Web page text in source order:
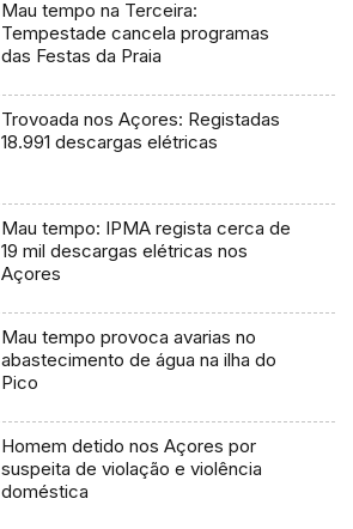
Mau tempo na Terceira:
Tempestade cancela programas
das Festas da Praia
Trovoada nos Açores: Registadas
18.991 descargas elétricas
Mau tempo: IPMA regista cerca de
19 mil descargas elétricas nos
Açores
Mau tempo provoca avarias no
abastecimento de água na ilha do
Pico
Homem detido nos Açores por
suspeita de violação e violência
doméstica